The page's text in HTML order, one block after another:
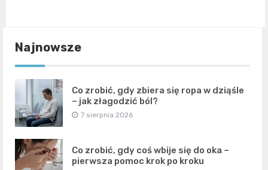
Najnowsze
Co zrobić, gdy zbiera się ropa w dziąśle
– jak złagodzić ból?
7 sierpnia 2026
Co zrobić, gdy coś wbije się do oka –
pierwsza pomoc krok po kroku